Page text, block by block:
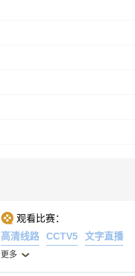
观看比赛：
高清线路
CCTV5 文字直播
更多